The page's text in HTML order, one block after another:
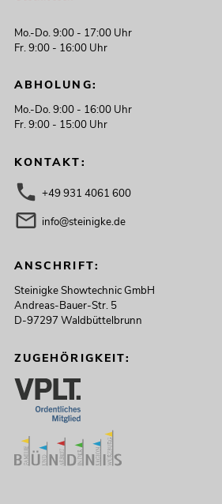
Mo.-Do. 9:00 - 17:00 Uhr
Fr. 9:00 - 16:00 Uhr
ABHOLUNG:
Mo.-Do. 9:00 - 16:00 Uhr
Fr. 9:00 - 15:00 Uhr
KONTAKT:
+49 931 4061 600
info@steinigke.de
ANSCHRIFT:
Steinigke Showtechnic GmbH
Andreas-Bauer-Str. 5
D-97297 Waldbüttelbrunn
ZUGEHÖRIGKEIT: